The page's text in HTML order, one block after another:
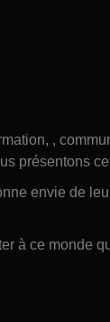
,
présentons
envie de
à ce monde